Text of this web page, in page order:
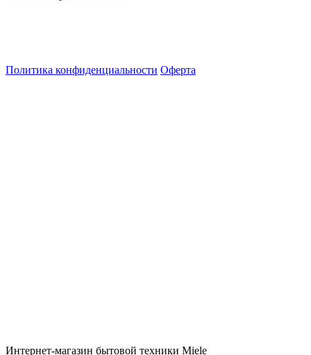
Политика конфиденциальности Оферта
Интернет-магазин бытовой техники Miele